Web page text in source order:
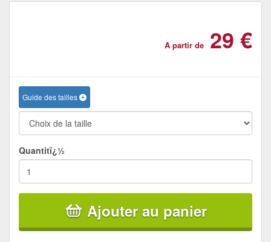
A partir de 29 €
Guide des tailles
Quantitï¿½
Ajouter au panier